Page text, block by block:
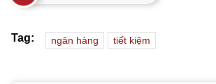
Tag: ngân hàng tiết kiệm